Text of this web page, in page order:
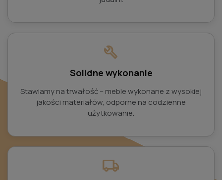
build
Solidne wykonanie
Stawiamy na trwałość – meble wykonane z wysokiej
jakości materiałów, odporne na codzienne
użytkowanie.
local_shipping